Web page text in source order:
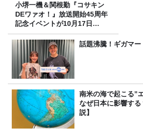
小堺一機＆関根勤『コサキン
DEワァオ！』放送開始45周年
記念イベントが10月17日
（土）に開催決定！本日より
FC先行受付スタート！話題沸騰！ギガマー
南米の海で起こる”
なぜ日本に影響す
説】